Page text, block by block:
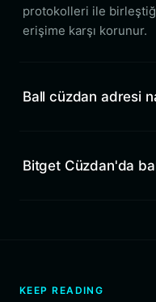
protokolleri ile
erişime karşı korunur.
Ball cüzdan adresi
Bitget Cüzdan'da
KEEP READING